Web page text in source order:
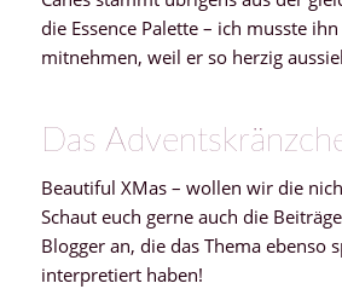
die Essence Palette – ich musste
mitnehmen, weil er so herzig
Das
Beautiful XMas – wollen wir die
Schaut euch gerne auch die
Blogger an, die das Thema ebenso
interpretiert haben!